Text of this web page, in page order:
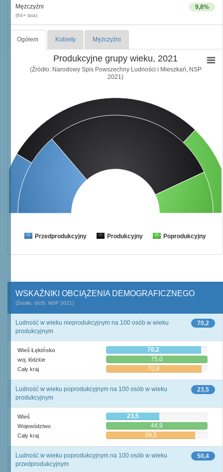
9,8%
Mężczyźni
(64+ lata)
Ogółem Kobiety Mężczyźni
Produkcyjne grupy wieku, 2021
(Źródło: Narodowy Spis Powszechny Ludności i Mieszkań, NSP
2021)
Przedprodukcyjny Produkcyjny Poprodukcyjny
WSKAŹNIKI OBCIĄŻENIA DEMOGRAFICZNEGO
(Źródło: GUS, NSP 2021)
70,2
Ludność w wieku nieprodukcyjnym na 100 osób w wieku
produkcyjnym
Wieś Łękińsko 70,2
woj. łódzkie 75,0
Cały kraj 70,8
23,5
Ludność w wieku poprodukcyjnym na 100 osób w wieku
produkcyjnym
Wieś 23,5
Województwo 44,9
Cały kraj 39,5
50,4
Ludność w wieku poprodukcyjnym na 100 osób w wieku
przedprodukcyjnym